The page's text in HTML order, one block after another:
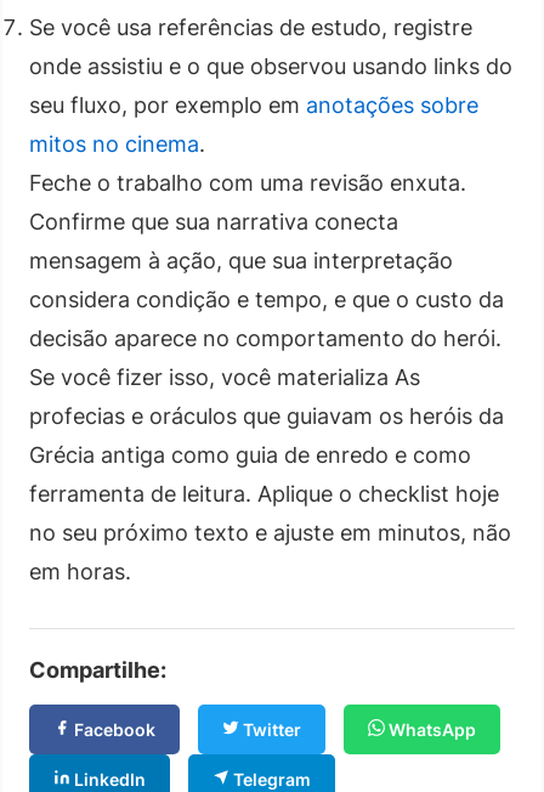
Se você usa referências de estudo, registre
onde assistiu e o que observou usando links do
seu fluxo, por exemplo em anotações sobre
mitos no cinema.
Feche o trabalho com uma revisão enxuta.
Confirme que sua narrativa conecta
mensagem à ação, que sua interpretação
considera condição e tempo, e que o custo da
decisão aparece no comportamento do herói.
Se você fizer isso, você materializa As
profecias e oráculos que guiavam os heróis da
Grécia antiga como guia de enredo e como
ferramenta de leitura. Aplique o checklist hoje
no seu próximo texto e ajuste em minutos, não
em horas.
Compartilhe:
Facebook Twitter WhatsApp
LinkedIn Telegram